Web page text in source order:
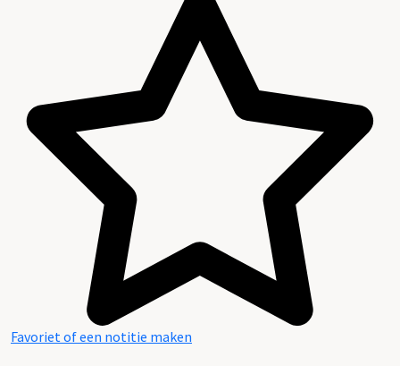
Favoriet of een notitie maken